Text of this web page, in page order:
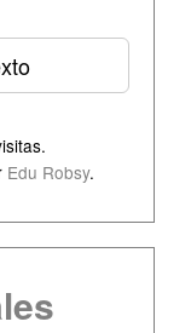
Edu Robsy.